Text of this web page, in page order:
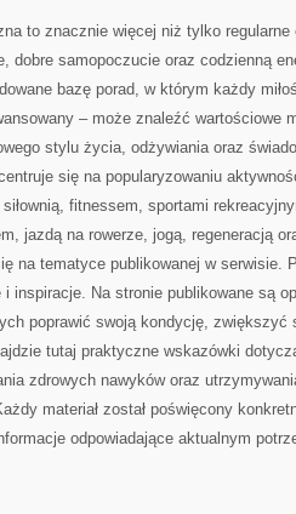
to znacznie więcej niż tylko
dobre samopoczucie oraz codzienną
bazę porad, w którym każdy
– może znaleźć wartościowe
stylu życia, odżywiania oraz
się na popularyzowaniu
fitnessem, sportami
jazdą na rowerze, jogą, regeneracją
na tematyce publikowanej w serwisie.
i inspiracje. Na stronie publikowane są
poprawić swoją kondycję, zwiększyć
tutaj praktyczne wskazówki
zdrowych nawyków oraz
materiał został poświęcony
odpowiadające aktualnym